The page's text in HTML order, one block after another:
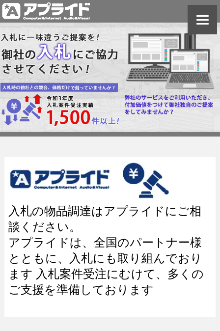
入札の物品調達はアプライドにご相
談ください。
アプライドは、全国のパートナー様
とともに、入札にも取り組んでおり
ます 入札案件受注にむけて、多くの
ご支援を準備しております